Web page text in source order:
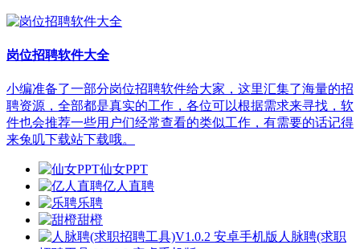
岗位招聘软件大全
小编准备了一部分岗位招聘软件给大家，这里汇集了海量的招
聘资源，全部都是真实的工作，各位可以根据需求来寻找，软
件也会推荐一些用户们经常查看的类似工作，有需要的话记得
来兔叽下载站下载哦。
仙女PPT
亿人直聘
乐聘
甜橙
人脉聘(求职